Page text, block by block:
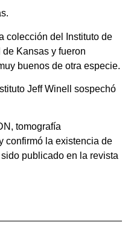
colección del Instituto de
Kansas y fueron
buenos de otra especie.
Jeff Winell sospechó
tomografía
confirmó la existencia de
publicado en la revista